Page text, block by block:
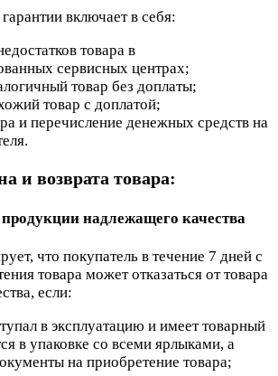
включает в себя:
товара в
сервисных центрах;
товар без доплаты;
товар с доплатой;
и перечисление денежных средств на
и возврата товара:
надлежащего качества
что покупатель в течение 7 дней с
товара может отказаться от товара
если:
в эксплуатацию и имеет товарный
в упаковке со всеми ярлыками, а
на приобретение товара;